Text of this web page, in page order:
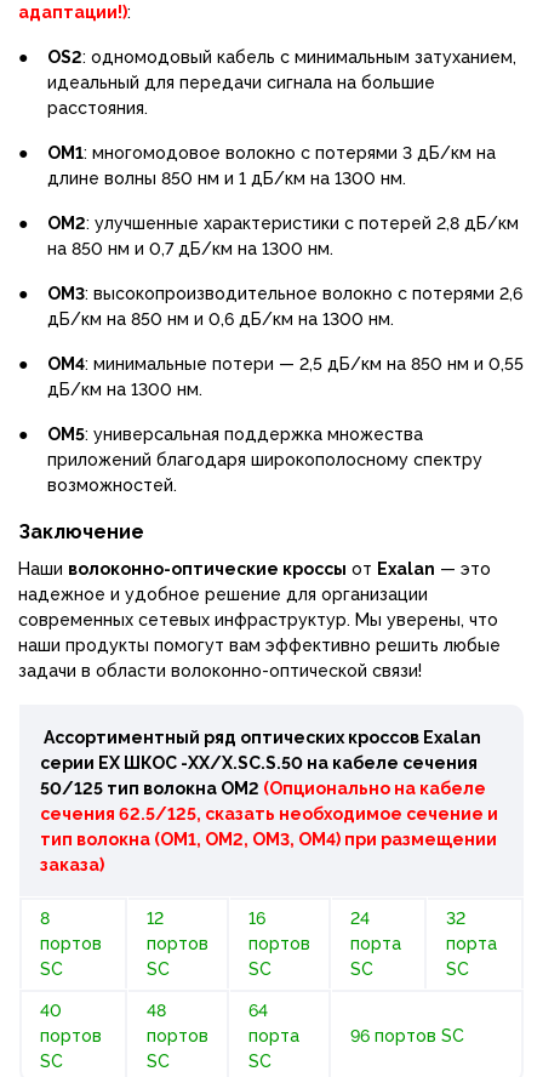
адаптации!):
● OS2: одномодовый кабель с минимальным затуханием,
идеальный для передачи сигнала на большие
расстояния.
● OM1: многомодовое волокно с потерями 3 дБ/км на
длине волны 850 нм и 1 дБ/км на 1300 нм.
● OM2: улучшенные характеристики с потерей 2,8 дБ/км
на 850 нм и 0,7 дБ/км на 1300 нм.
● OM3: высокопроизводительное волокно с потерями 2,6
дБ/км на 850 нм и 0,6 дБ/км на 1300 нм.
● OM4: минимальные потери — 2,5 дБ/км на 850 нм и 0,55
дБ/км на 1300 нм.
● OM5: универсальная поддержка множества
приложений благодаря широкополосному спектру
возможностей.
Заключение
Наши волоконно-оптические кроссы от Exalan — это
надежное и удобное решение для организации
современных сетевых инфраструктур. Мы уверены, что
наши продукты помогут вам эффективно решить любые
задачи в области волоконно-оптической связи!
Ассортиментный ряд оптических кроссов Exalan
серии ЕХ ШКОС -ХХ/Х.SC.S.50 на кабеле сечения
50/125 тип волокна ОМ2 (Опционально на кабеле
сечения 62.5/125, сказать необходимое сечение и
тип волокна (OM1, OM2, OM3, OM4) при размещении
заказа)
8
портов
SC
12
портов
SC
16
портов
SC
24
порта
SC
32
порта
SC
40
портов
SC
48
портов
SC
64
порта
SC
96 портов SC